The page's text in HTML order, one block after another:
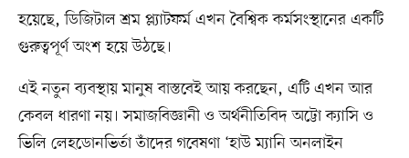
হয়েছে, ডিজিটাল শ্রম প্ল্যাটফর্ম এখন বৈশ্বিক কর্মসংস্থানের একটি
গুরুত্বপূর্ণ অংশ হয়ে উঠছে।
এই নতুন ব্যবস্থায় মানুষ বাস্তবেই আয় করছেন, এটি এখন আর
কেবল ধারণা নয়। সমাজবিজ্ঞানী ও অর্থনীতিবিদ অট্টো ক্যাসি ও
ভিলি লেহডোনভির্তা তাঁদের গবেষণা ‘হাউ ম্যানি অনলাইন